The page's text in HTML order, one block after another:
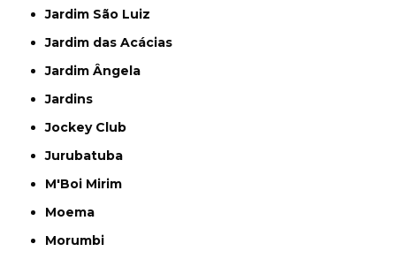
Jardim São Luiz
Jardim das Acácias
Jardim Ângela
Jardins
Jockey Club
Jurubatuba
M'Boi Mirim
Moema
Morumbi